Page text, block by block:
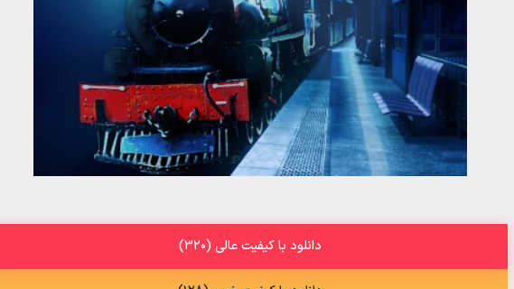
دانلود با کیفیت عالی (320)